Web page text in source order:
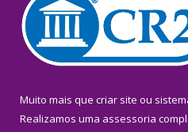
Muito mais que criar site ou
Realizamos uma assessoria